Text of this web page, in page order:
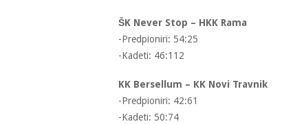
ŠK Never Stop – HKK Rama
-Predpioniri: 54:25
-Kadeti: 46:112
KK Bersellum – KK Novi Travnik
-Predpioniri: 42:61
-Kadeti: 50:74